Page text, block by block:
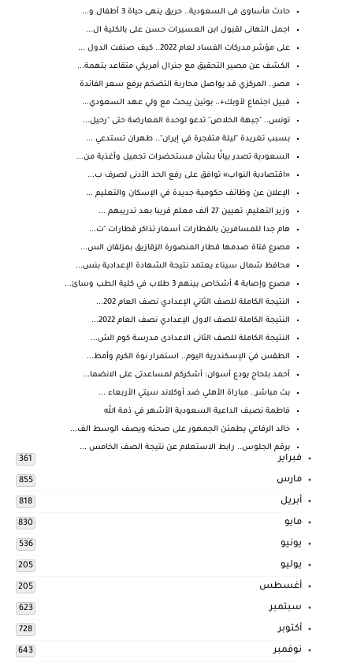
حادث مأساوى فى السعودية.. حريق ينهى حياة 3 أطفال و...
اجمل التهانى لقبول ابن العسيرات حسن على بالكلية ال...
على مؤشر مدركات الفساد لعام 2022.. كيف صنفت الدول ...
الكشف عن مصير التحقيق مع جنرال أمريكي متقاعد بتهمة...
مصر.. المركزي قد يواصل محاربة التضخم برفع سعر الفائدة
قبيل اجتماع لأوبك+.. بوتين يبحث مع ولي عهد السعودي...
تونس.. "جبهة الخلاص" تدعو لوحدة المعارضة حتى "رحيل...
بسبب تغريدة "ليلة متفجرة في إيران".. طهران تستدعي ...
السعودية تصدر بيانًا بشأن مستحضرات تجميل وأغذية من...
«اقتصادية النواب» توافق على رفع الحد الأدنى لصرف ب...
الإعلان عن وظائف حكومية جديدة في الإسكان والتعليم ...
وزير التعليم: تعيين 27 ألف معلم قريبا بعد تدريبهم ...
هام جدا للمسافرين بالقطارات أسعار تذاكر قطارات "ت...
مصرع فتاة صدمها قطار المنصورة الزقازيق بمزلقان الس...
محافظ شمال سيناء يعتمد نتيجة الشهادة الإعدادية بنس...
مصرع وإصابة 4 أشخاص بينهم 3 طلاب في كلية الطب وسائ...
النتيجة الكاملة للصف الثاني الإعدادي نصف العام 202...
النتيجة الكاملة للصف الاول الإعدادي نصف العام 2022...
النتيجة الكاملة للصف الثانى الاعدادى مدرسة كوم الش...
الطقس في الإسكندرية اليوم.. استمرار نوة الكرم وأمط...
أحمد بلحاج يودع أسوان: أشكركم لمساعدتى على الانضما...
بث مباشر.. مباراة الأهلي ضد أوكلاند سيتي الأربعاء ...
فاطمة نصيف الداعية السعودية الأشهر في ذمة الله
خالد الرفاعي يطمئن الجمهور على صحته ويصف الوسط الف...
برقم الجلوس.. رابط الاستعلام عن نتيجة الصف الخامس ...
فبراير 361
مارس 855
أبريل 818
مايو 830
يونيو 536
يوليو 205
أغسطس 205
سبتمبر 623
أكتوبر 728
نوفمبر 643